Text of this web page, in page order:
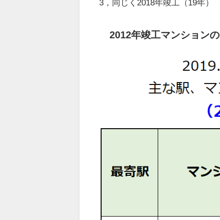
3，同じく2018年竣工（19年）
2012年竣工マンション